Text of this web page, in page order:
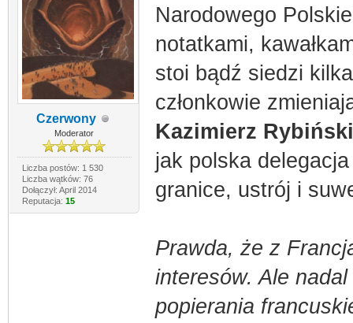
Czerwony
Moderator
Liczba postów: 1 530
Liczba wątków: 76
Dołączył: April 2014
Reputacja: 15
Narodowego
notatkami,
stoi bądź siedzi
członkowie
Kazimierz Rybiński
jak polska
granice, ustrój i
Prawda, że z
interesów. Ale
popierania